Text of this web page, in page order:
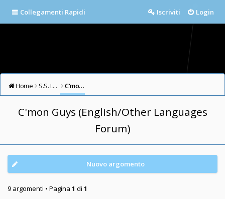
Collegamenti Rapidi Login
Iscriviti
Home S.S. LAZIO FORUM C'mon Guys (English/Other Languages Forum)
C'mon Guys (English/Other Languages
Forum)
Nuovo argomento
9 argomenti • Pagina 1 di 1